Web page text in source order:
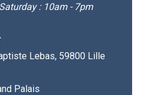
Saturday : 10am - 7pm
Lebas, 59800 Lille
Palais